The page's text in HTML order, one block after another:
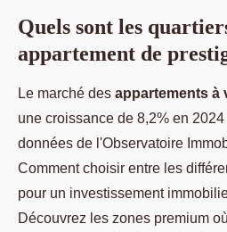
Quels sont les
appartement de
Le marché des appartements à
une croissance de 8,2% en
données de l'Observatoire
Comment choisir entre les
pour un investissement
Découvrez les zones premium